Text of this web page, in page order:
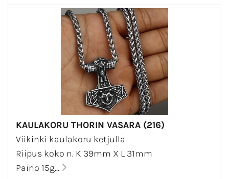
KAULAKORU THORIN VASARA (216)
Viikinki kaulakoru ketjulla
Riipus koko n. K 39mm X L 31mm
Paino 15g...